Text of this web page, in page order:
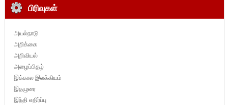
பிரிவுகள்
அயல்நாடு
அறிக்கை
அறிவியல்
அழைப்பிதழ்
இக்கால இலக்கியம்
இதழுரை
இந்தி எதிர்ப்பு